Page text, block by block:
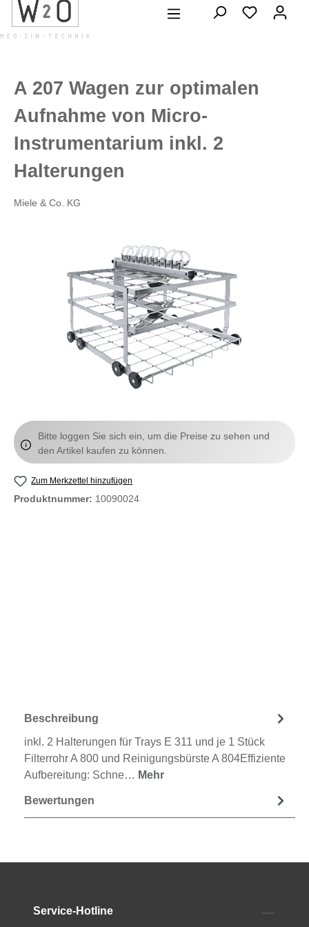
springen
A 207 Wagen zur optimalen
Aufnahme von Micro-
Instrumentarium inkl. 2
Halterungen
Miele & Co. KG
Bildergalerie überspringen
Bitte loggen Sie sich ein, um die Preise zu sehen und
den Artikel kaufen zu können.
Zum Merkzettel hinzufügen
Produktnummer: 10090024
Beschreibung
inkl. 2 Halterungen für Trays E 311 und je 1 Stück
Filterrohr A 800 und Reinigungsbürste A 804Effiziente
Aufbereitung: Schne… Mehr
Bewertungen
Service-Hotline